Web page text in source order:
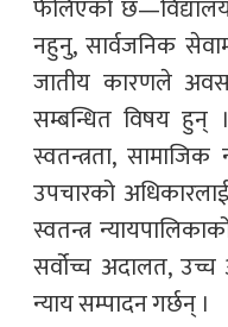
फैलिएको
नहुनु, सार्वजनिक
जातीय कारणले
सम्बन्धित विषय हुन्
स्वतन्त्रता,
उपचारको
स्वतन्त्र
सर्वोच्च अदालत,
न्याय सम्पादन गर्छन् ।